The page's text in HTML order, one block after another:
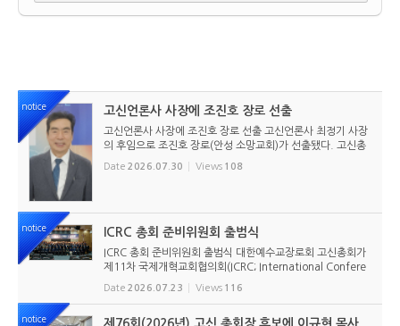
notice 고신언론사 사장에 조진호 장로 선출
고신언론사 사장에 조진호 장로 선출 고신언론사 최정기 사장
의 후임으로 조진호 장로(안성 소망교회)가 선출됐다. 고신총
회 유지재단 이사회는 2026년 7월 30일(목) 오전 11시 고신
총회회관 3층에서 임시이사회를 열고, 조진호 장로를 차기 사
Date 2026.07.30 Views 108
notice ICRC 총회 준비위원회 출범식
ICRC 총회 준비위원회 출범식 대한예수교장로회 고신총회가
제11차 국제개혁교회협의회(ICRC; International Confere
nce of Reformed Churches) 총회를 앞두고 본격적인 준비
에 들어갔다. 2026년 7월 20일 서울 남서울교회에서 ‘ICRC
Date 2026.07.23 Views 116
notice 제76회(2026년) 고신 총회장 후보에 이규현 목사